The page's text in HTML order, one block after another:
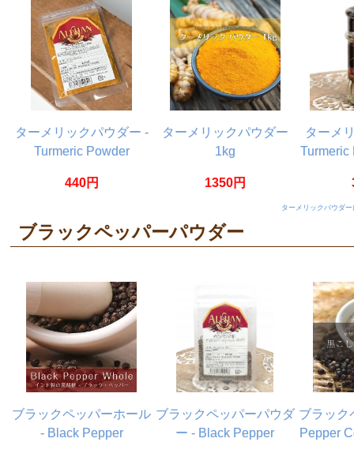
ターメリックパウダー -
Turmeric Powder
440円
ターメリックパウダー
1kg
1350円
ターメ
Turmeric
ターメリックパウダ
ブラックペッパーパウダー
ブラックペッパーホール
- Black Pepper
ブラックペッパーパウダ
ー - Black Pepper
ブラック
Pepper